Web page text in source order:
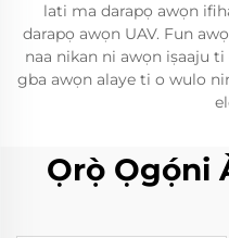
lati ma darapọ awọn
darapọ awọn UAV. Fun
naa nikan ni awọn iṣaaju
gba awọn alaye ti o wulo
Ọrọ̀ Ọgọ́ni